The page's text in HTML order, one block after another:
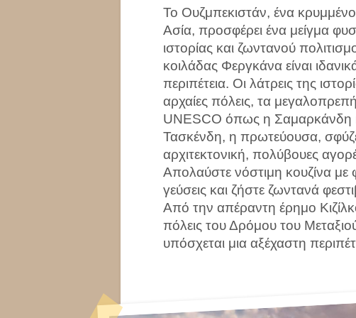
Το Ουζμπεκιστάν, ένα κρυμμένο
Ασία, προσφέρει ένα μείγμα
ιστορίας και ζωντανού
κοιλάδας Φεργκάνα είναι
περιπέτεια. Οι λάτρεις της
αρχαίες πόλεις, τα
UNESCO όπως η Σαμαρκάνδη
Τασκένδη, η πρωτεύουσα,
αρχιτεκτονική, πολύβουες
Απολαύστε νόστιμη κουζίνα με
γεύσεις και ζήστε ζωντανά
Από την απέραντη έρημο
πόλεις του Δρόμου του
υπόσχεται μια αξέχαστη